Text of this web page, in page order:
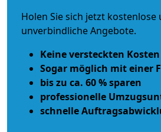
Holen Sie sich jetzt kostenlose
unverbindliche Angebote.
Keine versteckten Kosten
Sogar möglich mit einer
bis zu ca. 60 % sparen
professionelle
schnelle